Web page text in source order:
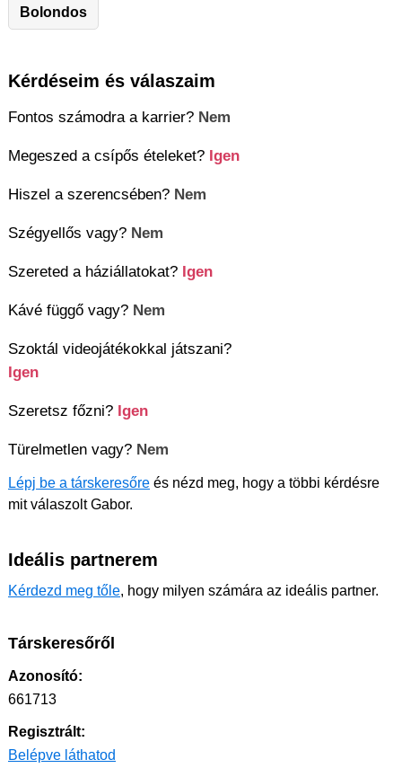
Bolondos
Kérdéseim és válaszaim
Fontos számodra a karrier? Nem
Megeszed a csípős ételeket? Igen
Hiszel a szerencsében? Nem
Szégyellős vagy? Nem
Szereted a háziállatokat? Igen
Kávé függő vagy? Nem
Szoktál videojátékokkal játszani?
Igen
Szeretsz főzni? Igen
Türelmetlen vagy? Nem
Lépj be a társkeresőre és nézd meg, hogy a többi kérdésre
mit válaszolt Gabor.
Ideális partnerem
Kérdezd meg tőle, hogy milyen számára az ideális partner.
Társkeresőről
Azonosító:
661713
Regisztrált:
Belépve láthatod